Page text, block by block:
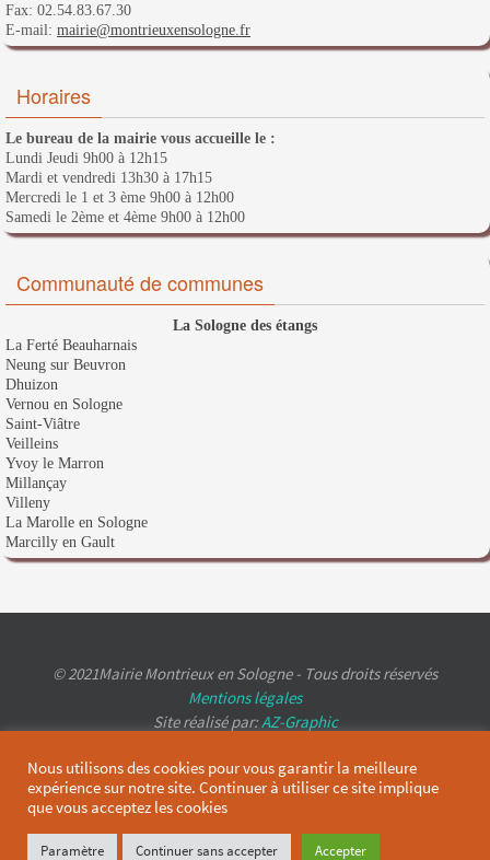
Fax: 02.54.83.67.30
E-mail: mairie@montrieuxensologne.fr
Horaires
Le bureau de la mairie vous accueille le :
Lundi Jeudi 9h00 à 12h15
Mardi et vendredi 13h30 à 17h15
Mercredi le 1 et 3 ème 9h00 à 12h00
Samedi le 2ème et 4ème 9h00 à 12h00
Communauté de communes
La Sologne des étangs
La Ferté Beauharnais
Neung sur Beuvron
Dhuizon
Vernou en Sologne
Saint-Viâtre
Veilleins
Yvoy le Marron
Millançay
Villeny
La Marolle en Sologne
Marcilly en Gault
© 2021Mairie Montrieux en Sologne - Tous droits réservés
Mentions légales
Site réalisé par:AZ-Graphic
Nous utilisons des cookies pour vous garantir la meilleure
expérience sur notre site. Continuer à utiliser ce site implique
que vous acceptez les cookies
Paramètre Continuer sans accepter Accepter